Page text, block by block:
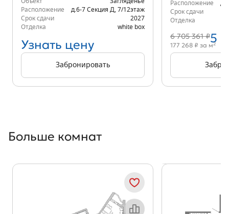
Расположение
д.6-7 Секция Д 7/12этаж
Срок сдачи
2027
Отделка
white box
Узнать цену
Забронировать
Расположение
Срок сдачи
Отделка
6 705 361 ₽5
177 268 ₽ за м2
Больше комнат